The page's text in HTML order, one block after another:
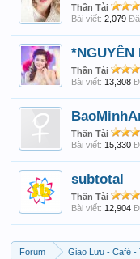
Thần Tài
Bài viết: 2,079
*NGUYÊN
Thần Tài
Bài viết: 13,308
Thần Tài
Bài viết: 15,330
subtotal
Thần Tài
Bài viết: 12,904
Forum Giao Lưu - Café -